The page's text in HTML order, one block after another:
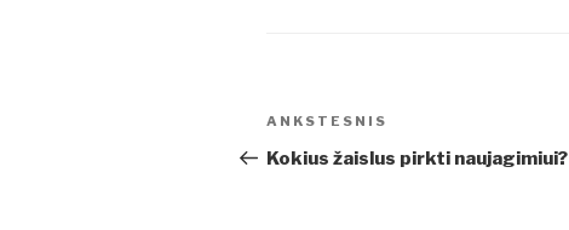
Navigacija
tarp
Ankstesnis
įrašas
ANKSTESNIS
Kokius žaislus pirkti naujagimiui?